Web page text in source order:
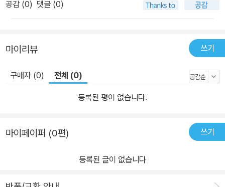
공감 (0) 댓글 (0)
마이리뷰 쓰기
구매자 (0) 전체 (0)
등록된 평이 없습니다.
마이페이퍼 (0편) 쓰기
등록된 글이 없습니다